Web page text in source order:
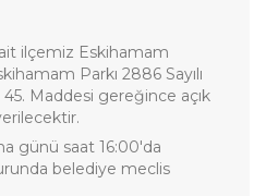
ilçemiz Eskihamam
Parkı 2886 Sayılı
Maddesi gereğince açık
günü saat 16:00'da
belediye meclis